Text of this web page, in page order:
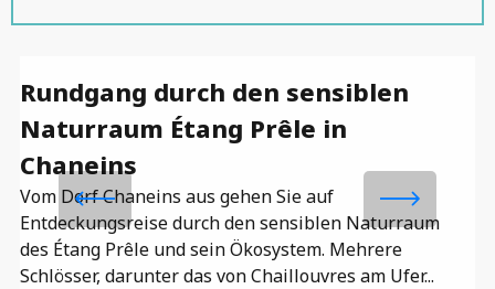
Rundgang durch den sensiblen
Naturraum Étang Prêle in
Chaneins
Vom Dorf Chaneins aus gehen Sie auf
Entdeckungsreise durch den sensiblen Naturraum
des Étang Prêle und sein Ökosystem. Mehrere
Schlösser, darunter das von Chaillouvres am Ufer...